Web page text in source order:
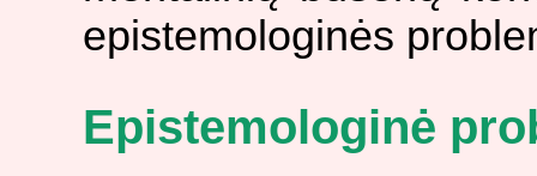
epistemologinės
Epistemologinė